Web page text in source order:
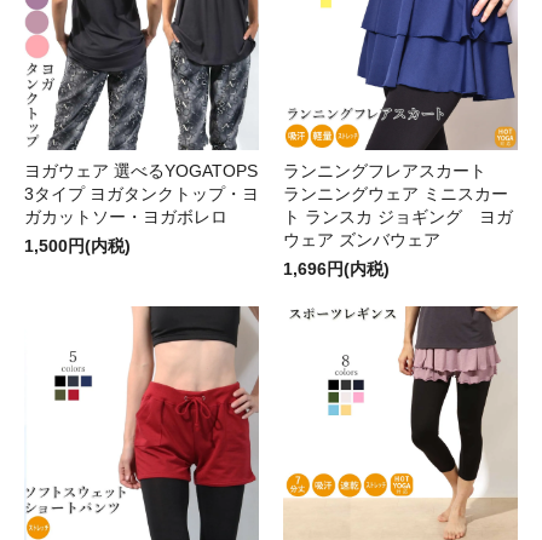
ヨガウェア 選べるYOGATOPS
3タイプ ヨガタンクトップ・ヨ
ガカットソー・ヨガボレロ
1,500円(内税)
ランニングフレアスカート
ランニングウェア ミニスカー
ト ランスカ ジョギング ヨガ
ウェア ズンバウェア
1,696円(内税)